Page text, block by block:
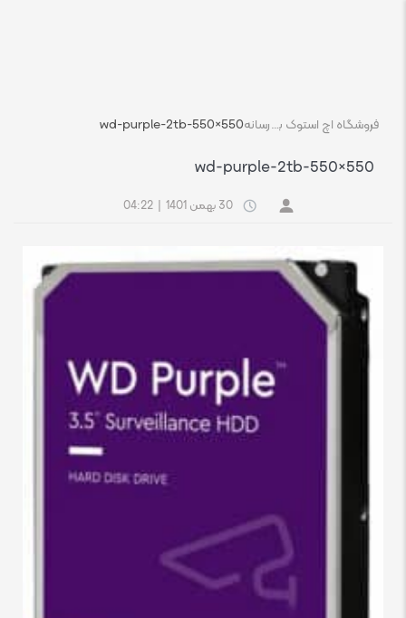
فروشگاه اچ استوک بازار انلاین تجهیزات کامپیوتر استوکرسانهwd-purple-2tb-550×550
wd-purple-2tb-550×550
30 بهمن 1401 04:22